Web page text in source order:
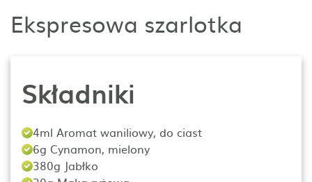
Ekspresowa szarlotka
Składniki
4ml Aromat waniliowy, do ciast
6g Cynamon, mielony
380g Jabłko